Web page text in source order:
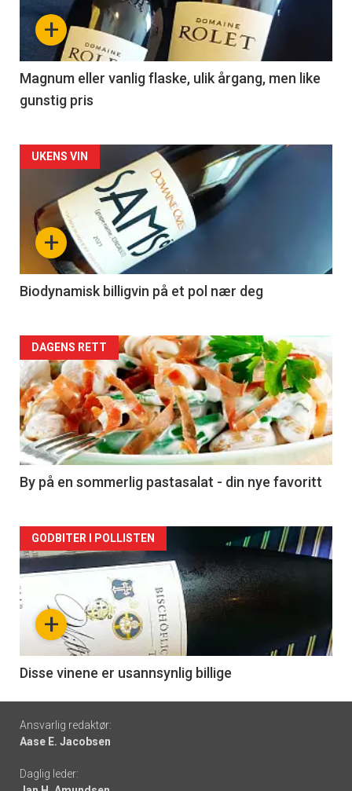
nå
3
+
Magnum eller vanlig flaske, ulik årgang, men like
gunstig pris
Forsiden
akkurat
nå
4
+
UKENS VIN
Biodynamisk billigvin på et pol nær deg
Forsiden
akkurat
nå
-
5
DAGENS RETT
By på en sommerlig pastasalat - din nye favoritt
Forsiden
akkurat
nå
6
+
GODBITER I POLLISTEN
Disse vinene er usannsynlig billige
Footer
-
links
Ansvarlig redaktør:
Aase E. Jacobsen
Daglig leder: